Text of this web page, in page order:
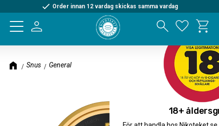
Meny
Order innan 12 vardag skickas samma vardag
Snus General
18+